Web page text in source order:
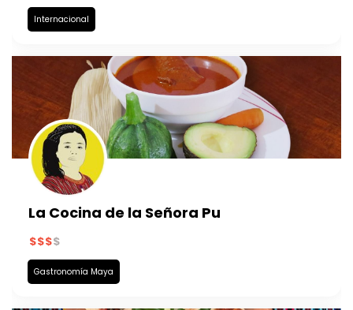
Internacional
La Cocina de la Señora Pu
Gastronomía Maya